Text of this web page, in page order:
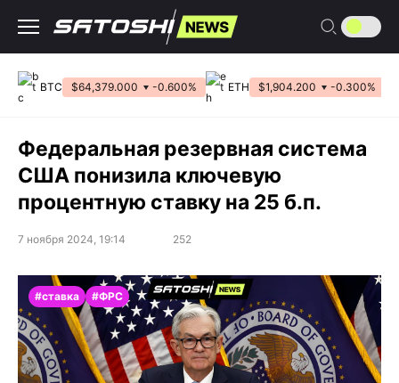
содержанию
BTC $64,379.000 -0.600% ETH $1,904.200 -0.300%
Федеральная резервная система
США понизила ключевую
процентную ставку на 25 б.п.
7 ноября 2024, 19:14 252
#ставка #ФРС